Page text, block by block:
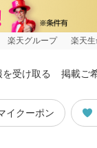
楽天グループ 楽天
受け取る 掲載ご
イクーポン